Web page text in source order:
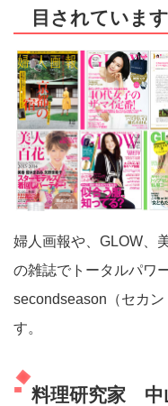
目されています
婦人画報や、GLOW、
の雑誌でトータルパワ
secondseason（セカ
す。
料理研究家 中